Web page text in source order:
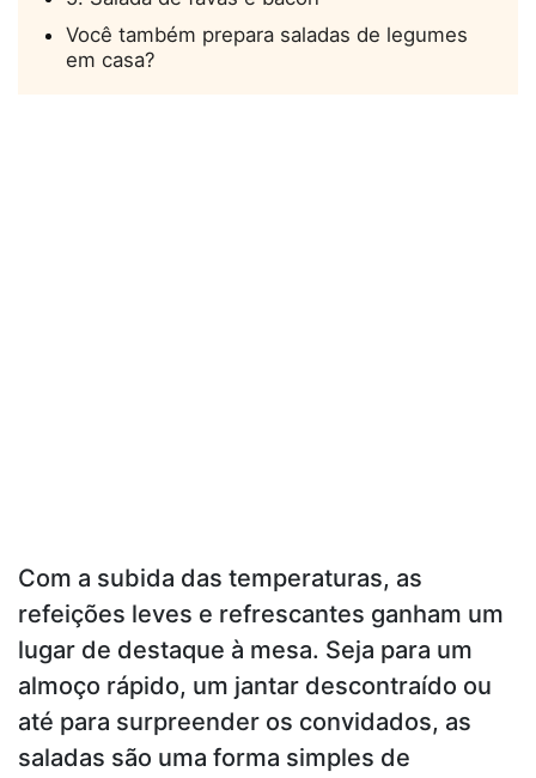
Você também prepara saladas de legumes
em casa?
Com a subida das temperaturas, as
refeições leves e refrescantes ganham um
lugar de destaque à mesa. Seja para um
almoço rápido, um jantar descontraído ou
até para surpreender os convidados, as
saladas são uma forma simples de